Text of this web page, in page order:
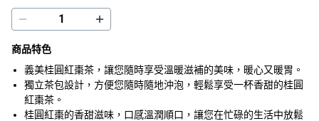
商品特色
義美桂圓紅棗茶，讓您隨時享受溫暖滋補的美味，暖心又暖胃。
獨立茶包設計，方便您隨時隨地沖泡，輕鬆享受一杯香甜的桂圓
紅棗茶。
桂圓紅棗的香甜滋味，口感溫潤順口，讓您在忙碌的生活中放鬆